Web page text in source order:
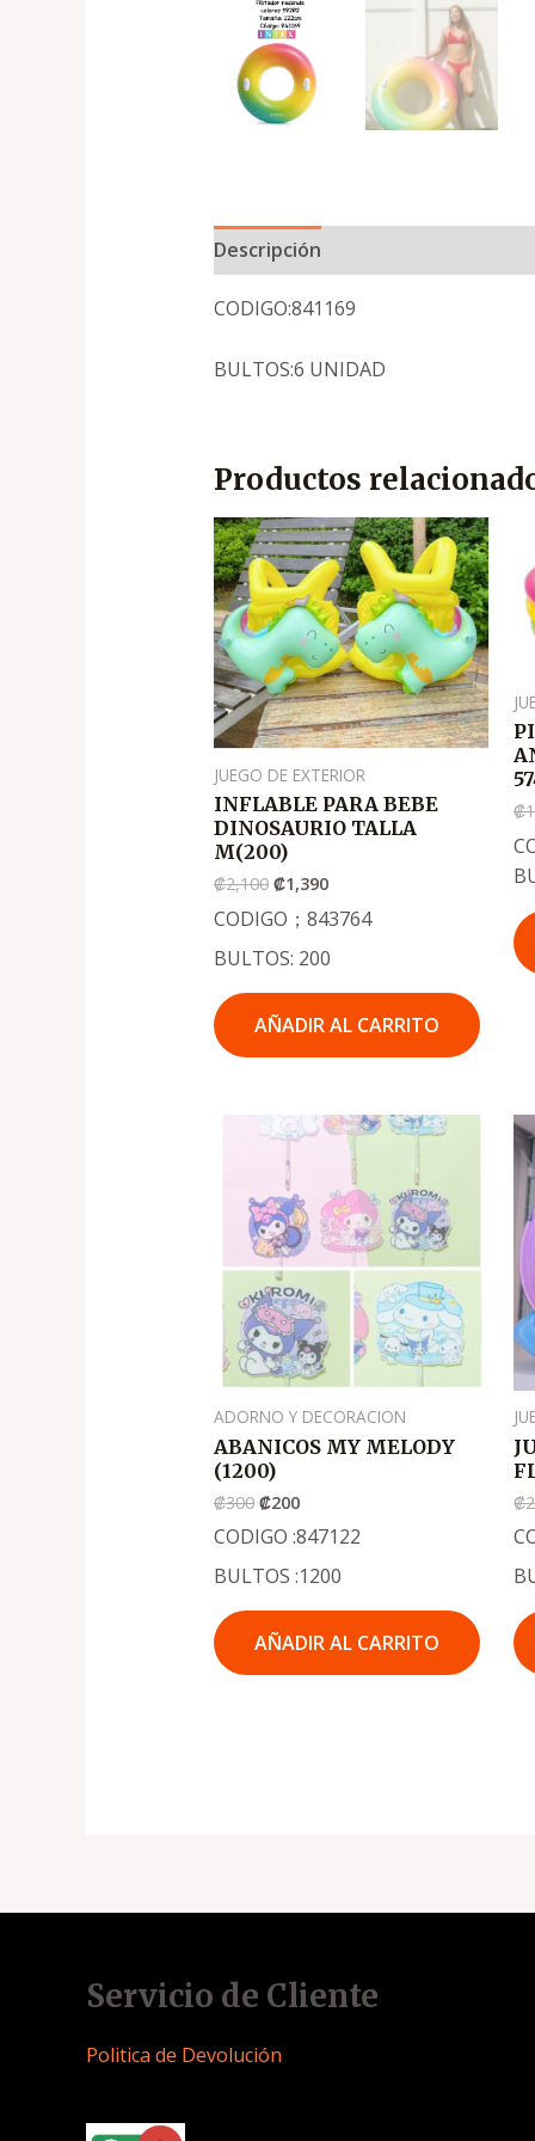
Descripción
CODIGO:841169
BULTOS:6 UNIDAD
Productos
JUEGO DE EXTERIOR
INFLABLE PARA BEBE
DINOSAURIO TALLA
M(200)
₡2,100
El
precio
original
era:
.
₡2,100
₡1,390
El
precio
actual
es:
.
₡1,390
CODIGO；843764
BULTOS: 200
AÑADIR AL CARRITO
₡
ADORNO Y DECORACION
ABANICOS MY MELODY
(1200)
₡300
precio
original
era:
.
₡300
₡200
El
precio
actual
.
₡200
CODIGO :847122
BULTOS :1200
AÑADIR AL CARRITO
₡
Servicio de Cliente
Politica de Devolución